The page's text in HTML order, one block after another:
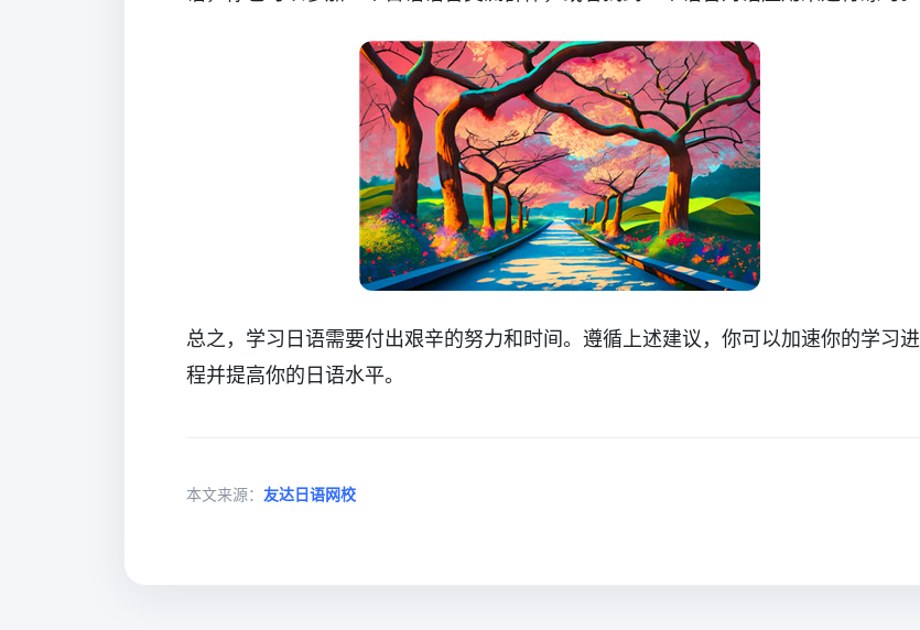
总之，学习日语需要付出艰辛的努力和时间。遵循上述建议，你可以加速你的学习进
程并提高你的日语水平。
本文来源： 友达日语网校